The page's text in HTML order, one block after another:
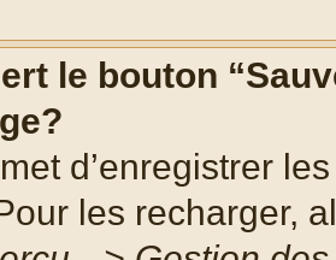
le bouton
d’enregistrer
les recharger,